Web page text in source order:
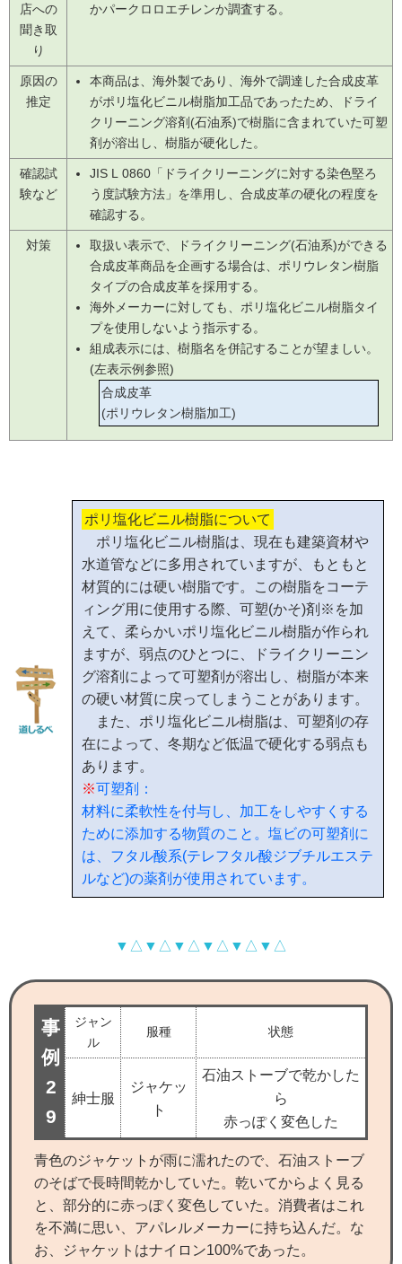
店への
聞き取
り
かパークロロエチレンか調査する。
原因の
推定
本商品は、海外製であり、海外で調達した合成皮革
がポリ塩化ビニル樹脂加工品であったため、ドライ
クリーニング溶剤(石油系)で樹脂に含まれていた可塑
剤が溶出し、樹脂が硬化した。
確認試
験など
JIS L 0860「ドライクリーニングに対する染色堅ろ
う度試験方法」を準用し、合成皮革の硬化の程度を
確認する。
対策
取扱い表示で、ドライクリーニング(石油系)ができる
合成皮革商品を企画する場合は、ポリウレタン樹脂
タイプの合成皮革を採用する。
海外メーカーに対しても、ポリ塩化ビニル樹脂タイ
プを使用しないよう指示する。
組成表示には、樹脂名を併記することが望ましい。
(左表示例参照)
合成皮革
(ポリウレタン樹脂加工)
ポリ塩化ビニル樹脂について
ポリ塩化ビニル樹脂は、現在も建築資材や
水道管などに多用されていますが、もともと
材質的には硬い樹脂です。この樹脂をコーテ
ィング用に使用する際、可塑(かそ)剤※を加
えて、柔らかいポリ塩化ビニル樹脂が作られ
ますが、弱点のひとつに、ドライクリーニン
グ溶剤によって可塑剤が溶出し、樹脂が本来
の硬い材質に戻ってしまうことがあります。
また、ポリ塩化ビニル樹脂は、可塑剤の存
在によって、冬期など低温で硬化する弱点も
あります。
※可塑剤：
材料に柔軟性を付与し、加工をしやすくする
ために添加する物質のこと。塩ビの可塑剤に
は、フタル酸系(テレフタル酸ジブチルエステ
ルなど)の薬剤が使用されています。
▼△▼△▼△▼△▼△▼△
事
例
2
9
ジャン
ル
服種 状態
紳士服
ジャケッ
ト
石油ストーブで乾かした
ら
赤っぽく変色した
青色のジャケットが雨に濡れたので、石油ストーブ
のそばで長時間乾かしていた。乾いてからよく見る
と、部分的に赤っぽく変色していた。消費者はこれ
を不満に思い、アパレルメーカーに持ち込んだ。な
お、ジャケットはナイロン100%であった。